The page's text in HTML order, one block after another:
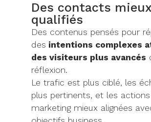
Des contacts mieux
qualifiés
Des contenus pensés pour
des intentions complexes
des visiteurs plus avancés
réflexion.
Le trafic est plus ciblé, les
plus pertinents, et les actions
marketing mieux alignées